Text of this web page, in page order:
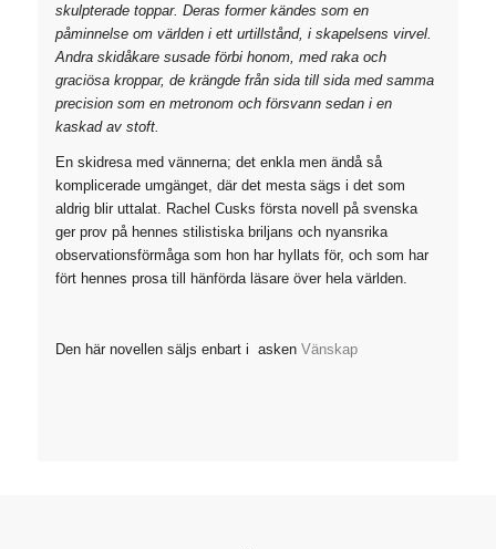
skulpterade toppar. Deras former kändes som en
påminnelse om världen i ett urtillstånd, i skapelsens virvel.
Andra skidåkare susade förbi honom, med raka och
graciösa kroppar, de krängde från sida till sida med samma
precision som en metronom och försvann sedan i en
kaskad av stoft.
En skidresa med vännerna; det enkla men ändå så
komplicerade umgänget, där det mesta sägs i det som
aldrig blir uttalat. Rachel Cusks första novell på svenska
ger prov på hennes stilistiska briljans och nyansrika
observationsförmåga som hon har hyllats för, och som har
fört hennes prosa till hänförda läsare över hela världen.
Den här novellen säljs enbart i asken Vänskap